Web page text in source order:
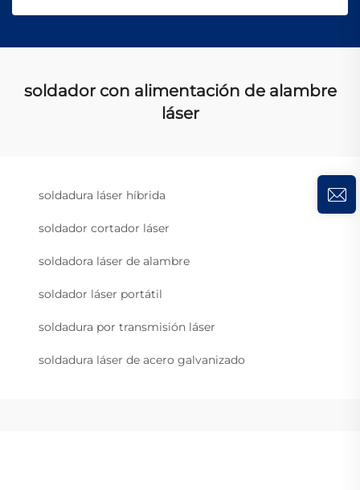
soldador con alimentación de alambre
láser
soldadura láser híbrida
soldador cortador láser
soldadora láser de alambre
soldador láser portátil
soldadura por transmisión láser
soldadura láser de acero galvanizado